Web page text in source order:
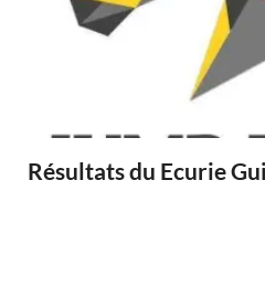
Résultats du Ecurie